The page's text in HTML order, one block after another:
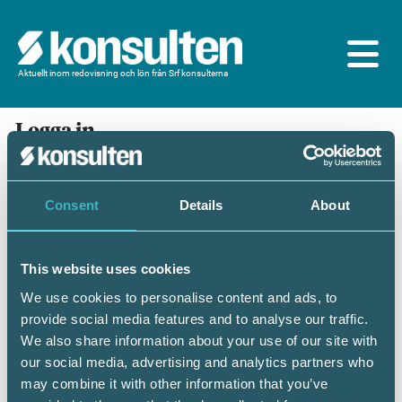
Consent Details About
This website uses cookies
We use cookies to personalise content and ads, to
provide social media features and to analyse our traffic.
We also share information about your use of our site with
our social media, advertising and analytics partners who
may combine it with other information that you’ve
Aktuellt inom redovisning och lön från Srf konsulterna
Logga in
En prenumeration ingår för dig som är
medlem/ansluten till Srf konsulterna. Du loggar in
med BankID eller samma lösenord som du har på
Mobilt BankID
Personnummer(ÅÅÅÅMMDDNNNN)